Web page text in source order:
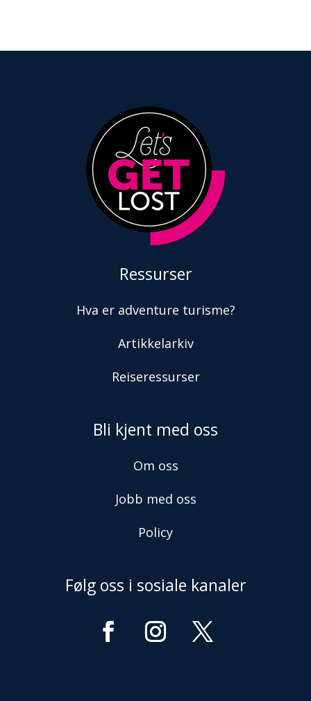
Ressurser
Hva er adventure turisme?
Artikkelarkiv
Reiseressurser
Bli kjent med oss
Om oss
Jobb med oss
Policy
Følg oss i sosiale kanaler